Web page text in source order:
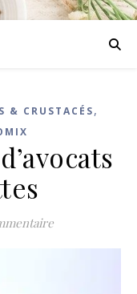
& CRUSTACÉS,